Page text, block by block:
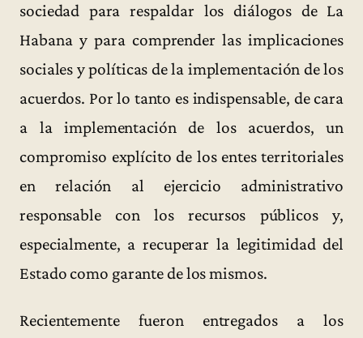
sociedad para respaldar los diálogos de La
Habana y para comprender las implicaciones
sociales y políticas de la implementación de los
acuerdos. Por lo tanto es indispensable, de cara
a la implementación de los acuerdos, un
compromiso explícito de los entes territoriales
en relación al ejercicio administrativo
responsable con los recursos públicos y,
especialmente, a recuperar la legitimidad del
Estado como garante de los mismos.
Recientemente fueron entregados a los